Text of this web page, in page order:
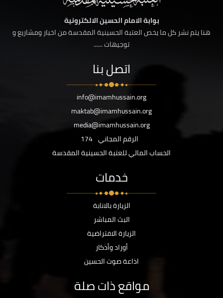
بوابة الامام الحسين الالكترونية
هنا يتم نشر كل ما يخص العتبة الحسينية المقدسة من اخبار ومشاريع و
توجيهات ......
اتصل بنا
info@imamhussain.org
maktab@imamhussain.org
media@imamhussain.org
الرقم المجاني 174
الحساب المالي للعتبة الحسينية المقدسة
خدمات
الزيارة بالانابة
البث المباشر
الزيارة الافتراضية
أوراد وأذكار
اذاعة صوت الحسين
مواقع ذات صلة